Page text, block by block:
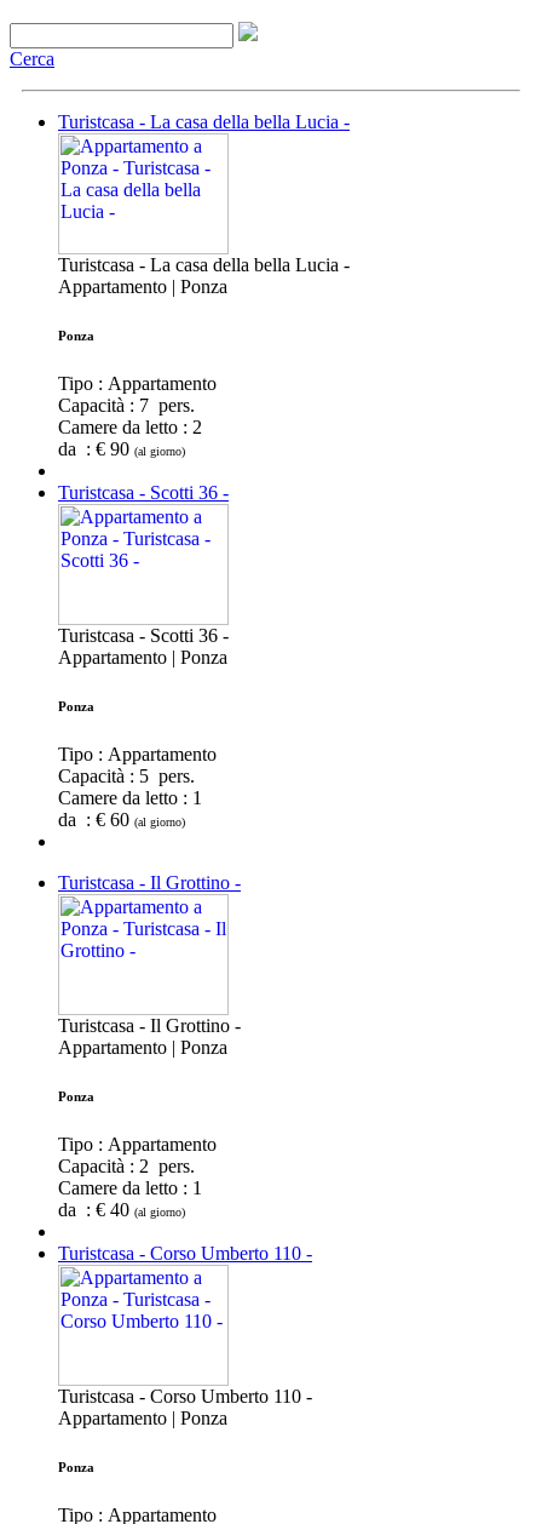
Cerca
Turistcasa - La casa della bella Lucia -
Turistcasa - La casa della bella Lucia -
Appartamento | Ponza
Ponza
Tipo : Appartamento
Capacità : 7 pers.
Camere da letto : 2
da : € 90 (al giorno)
Turistcasa - Scotti 36 -
Turistcasa - Scotti 36 -
Appartamento | Ponza
Ponza
Tipo : Appartamento
Capacità : 5 pers.
Camere da letto : 1
da : € 60 (al giorno)
Turistcasa - Il Grottino -
Turistcasa - Il Grottino -
Appartamento | Ponza
Ponza
Tipo : Appartamento
Capacità : 2 pers.
Camere da letto : 1
da : € 40 (al giorno)
Turistcasa - Corso Umberto 110 -
Turistcasa - Corso Umberto 110 -
Appartamento | Ponza
Ponza
Tipo : Appartamento